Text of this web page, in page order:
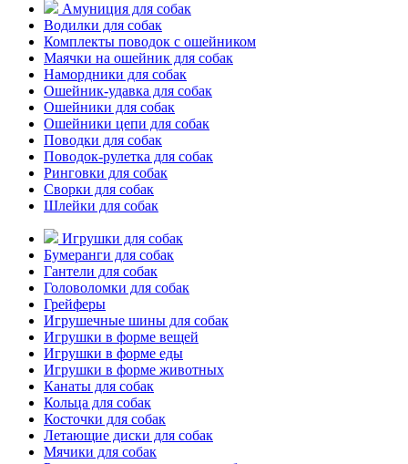
Амуниция для собак
Водилки для собак
Комплекты поводок с ошейником
Маячки на ошейник для собак
Намордники для собак
Ошейник-удавка для собак
Ошейники для собак
Ошейники цепи для собак
Поводки для собак
Поводок-рулетка для собак
Ринговки для собак
Сворки для собак
Шлейки для собак
Игрушки для собак
Бумеранги для собак
Гантели для собак
Головоломки для собак
Грейферы
Игрушечные шины для собак
Игрушки в форме вещей
Игрушки в форме еды
Игрушки в форме животных
Канаты для собак
Кольца для собак
Косточки для собак
Летающие диски для собак
Мячики для собак